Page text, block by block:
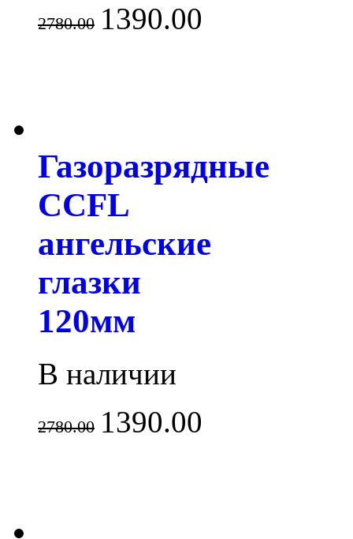
2780.00 1390.00
Газоразрядные
CCFL
ангельские
глазки
120мм
В наличии
2780.00 1390.00